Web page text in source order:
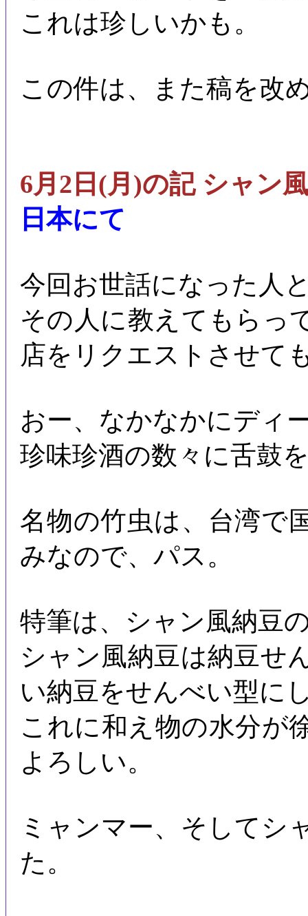
これは珍しいかも。
この件は、また稿を改
6月2日(月)の記 シャン
日本にて
今回お世話になった人
その人に教えてもらっ
店をリクエストさせて
おー、なかなかにディ
珍味珍酒の数々に舌鼓
名物の竹虫は、台湾で
みなので、パス。
特筆は、シャン風納豆
シャン風納豆は納豆せ
い納豆をせんべい型に
これに和え物の水分が
よろしい。
ミャンマー、そしてシ
た。